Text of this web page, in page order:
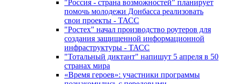
"Россия - страна возможностей" планирует
помочь молодежи Донбасса реализовать
свои проекты - ТАСС
"Ростех" начал производство роутеров для
создания защищенной информационной
инфраструктуры - ТАСС
"Тотальный диктант" напишут 5 апреля в 50
странах мира
«Время героев»: участники программы